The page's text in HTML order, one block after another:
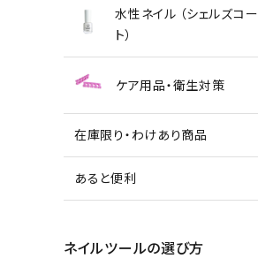
水性ネイル （シェルズコー
ト）
ケア用品・衛生対策
在庫限り・わけあり商品
あると便利
ネイルツールの選び方